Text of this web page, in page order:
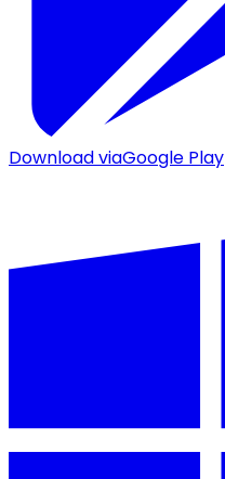
Download viaGoogle Play